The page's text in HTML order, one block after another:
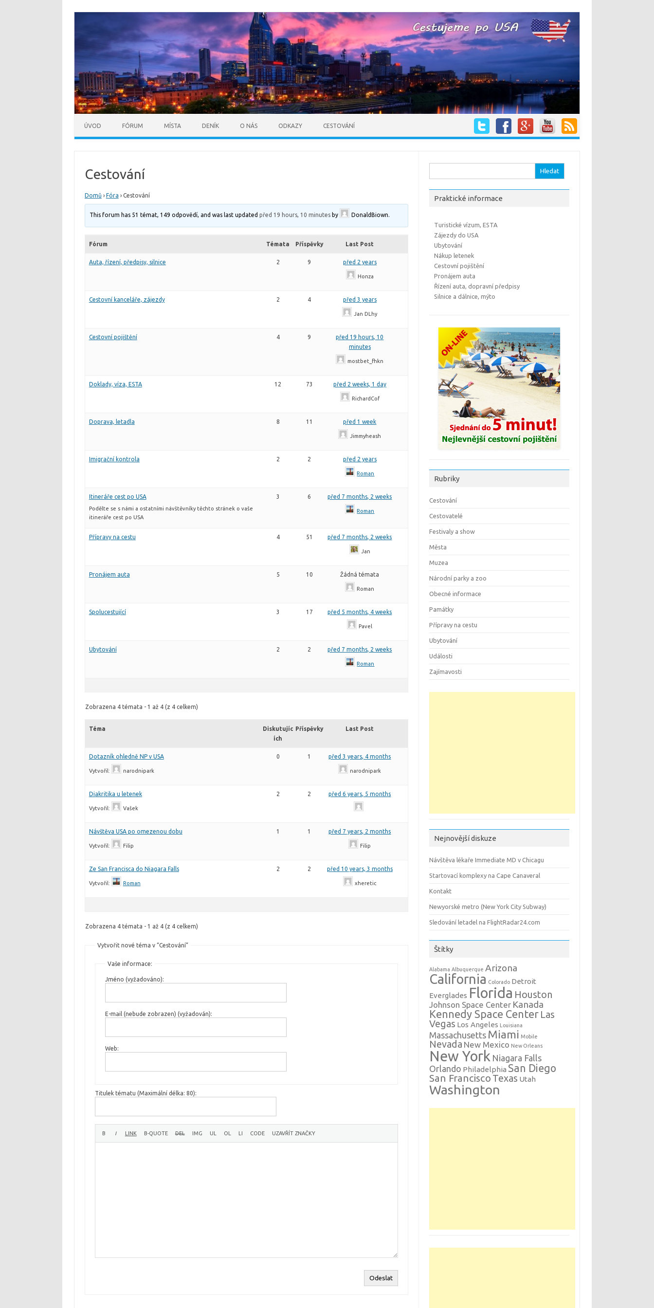
ÚVOD FÓRUM MÍSTA DENÍK O NÁS ODKAZY CESTOVÁNÍ
Cestování
Domů › Fóra › Cestování
This forum has 51 témat, 149 odpovědí, and was last updated před 19 hours, 10 minutesby DonaldBiown.
Fórum Témata Příspěvky Last Post
Auta, řízení, předpisy, silnice 2 9 před 2 years
Honza
Cestovní kanceláře, zájezdy 2 4 před 3 years
Jan DLhy
Cestovní pojištění 4 9
před 19 hours, 10
minutes
mostbet_fhkn
Doklady, víza, ESTA 12 73 před 2 weeks, 1 day
RichardCof
Doprava, letadla 8 11 před 1 week
Jimmyheash
Imigrační kontrola 2 2 před 2 years
Roman
Itineráře cest po USA
Podělte se s námi a ostatními návštěvníky těchto stránek o vaše
itineráře cest po USA
3 6 před 7 months, 2 weeks
Roman
Přípravy na cestu 4 51 před 7 months, 2 weeks
Jan
Pronájem auta 5 10 Žádná témata
Roman
Spolucestující 3 17 před 5 months, 4 weeks
Pavel
Ubytování 2 2 před 7 months, 2 weeks
Roman
Zobrazena 4 témata - 1 až 4 (z 4 celkem)
Téma
Diskutujíc
ích
Příspěvky Last Post
Dotazník ohledně NP v USA
Vytvořil: narodnipark
0 1 před 3 years, 4 months
narodnipark
Diakritika u letenek
Vytvořil: Vašek
2 2 před 6 years, 5 months
Návštěva USA po omezenou dobu
Vytvořil: Filip
1 1 před 7 years, 2 months
Filip
Ze San Francisca do Niagara Falls
Vytvořil: Roman
2 2 před 10 years, 3 months
xheretic
Zobrazena 4 témata - 1 až 4 (z 4 celkem)
Vytvořit nové téma v “Cestování”
Vaše informace:
Jméno (vyžadováno):
E-mail (nebude zobrazen) (vyžadován):
Web:
Titulek tématu (Maximální délka: 80):
Odeslat
Praktické informace
Turistické vízum, ESTA
Zájezdy do USA
Ubytování
Nákup letenek
Cestovní pojištění
Pronájem auta
Řízení auta, dopravní předpisy
Silnice a dálnice, mýto
Rubriky
Cestování
Cestovatelé
Festivaly a show
Města
Muzea
Národní parky a zoo
Obecné informace
Památky
Přípravy na cestu
Ubytování
Události
Zajímavosti
Nejnovější diskuze
Návštěva lékaře Immediate MD v Chicagu
Startovací komplexy na Cape Canaveral
Kontakt
Newyorské metro (New York City Subway)
Sledování letadel na FlightRadar24.com
Štítky
Alabama Albuquerque Arizona
California Colorado Detroit
Everglades Florida Houston
Johnson Space Center Kanada
Kennedy Space Center Las
Vegas Los Angeles Louisiana
Massachusetts Miami Mobile
Nevada New Mexico New Orleans
New York Niagara Falls
Orlando Philadelphia San Diego
San Francisco Texas Utah
Washington